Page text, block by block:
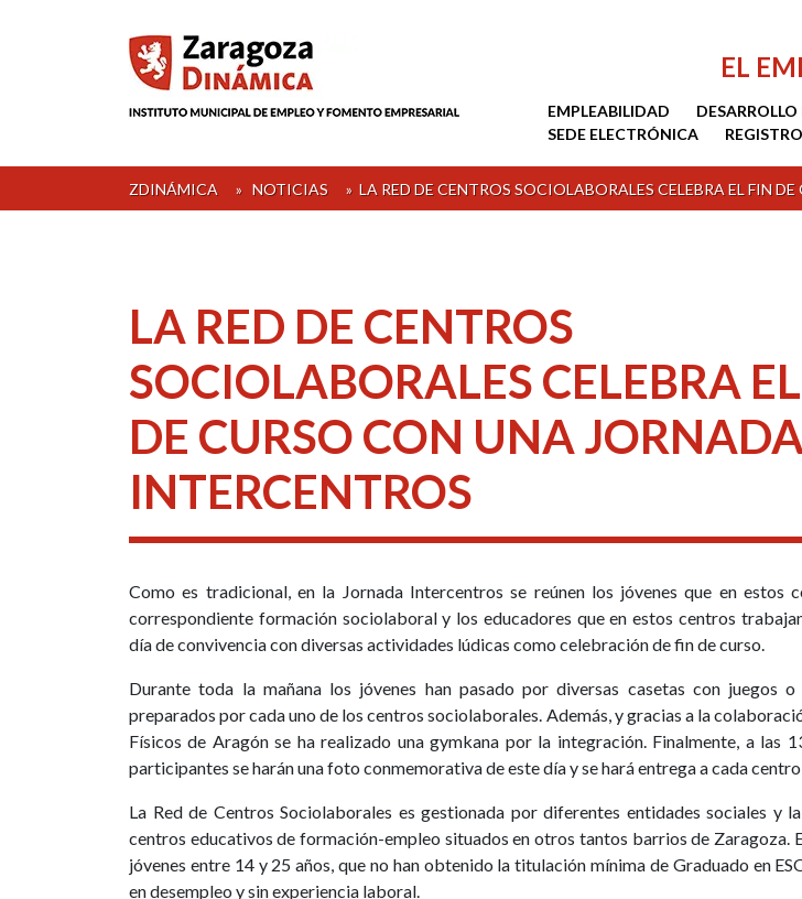
EL
EMPLEABILIDAD
SEDE ELECTRÓNICA
REGISTRO
ZDINÁMICA » NOTICIAS » LA RED DE CENTROS SOCIOLABORALES CELEBRA EL FIN
LA RED DE CENTROS
SOCIOLABORALES CELEBRA
DE CURSO CON UNA JORNADA
INTERCENTROS
Como es tradicional, en la Jornada Intercentros se reúnen los jóvenes que en estos
correspondiente formación sociolaboral y los educadores que en estos centros
día de convivencia con diversas actividades lúdicas como celebración de fin de curso.
Durante toda la mañana los jóvenes han pasado por diversas casetas con juegos
preparados por cada uno de los centros sociolaborales. Además, y gracias a la
Físicos de Aragón se ha realizado una gymkana por la integración. Finalmente, a las
participantes se harán una foto conmemorativa de este día y se hará entrega a cada centro
La Red de Centros Sociolaborales es gestionada por diferentes entidades sociales y
centros educativos de formación-empleo situados en otros tantos barrios de Zaragoza.
jóvenes entre 14 y 25 años, que no han obtenido la titulación mínima de Graduado en
en desempleo y sin experiencia laboral.